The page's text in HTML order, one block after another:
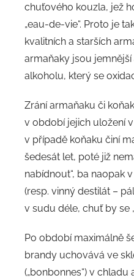
chuťového kouzla, jež
„eau-de-vie“. Proto je
kvalitních a starších
armaňaky jsou jemnější
alkoholu, který se
Zrání armaňaku či
v období jejich uložení
v případě koňaku činí
šedesát let, poté již
nabídnout“, ba naopak
(resp. vinný destilát –
v sudu déle, chuť by se
Po období maximálně
brandy uchovává ve
(„bonbonnes“) v